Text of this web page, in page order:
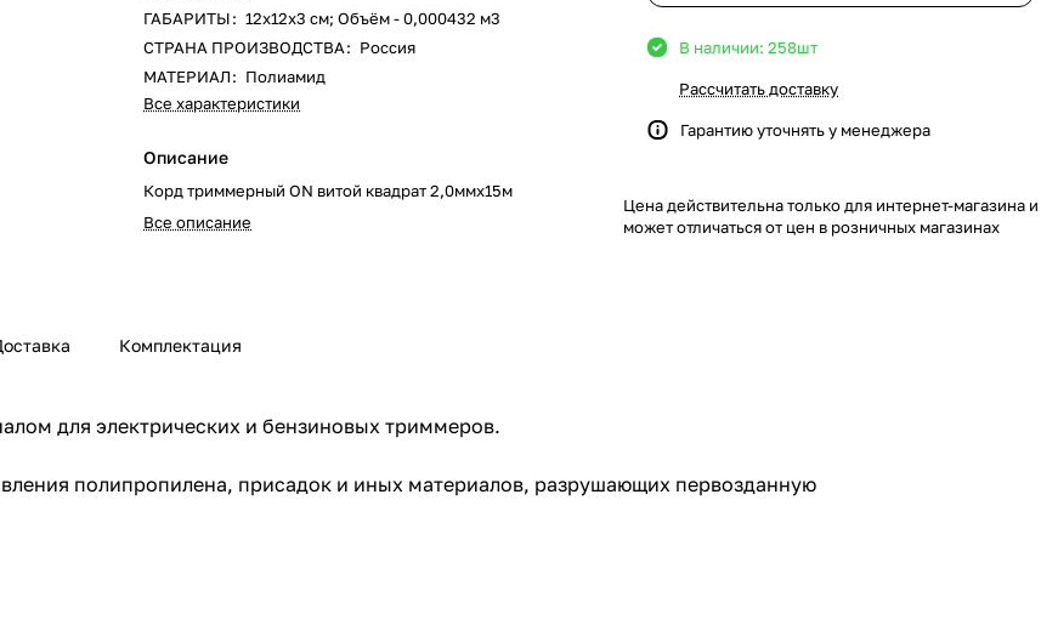
ГАБАРИТЫ: 12х12х3 см; Объём - 0,000432 м3
СТРАНА ПРОИЗВОДСТВА: Россия
МАТЕРИАЛ: Полиамид
Все характеристики
Описание
Корд триммерный ON витой квадрат 2,0ммх15м
Все описание
В наличии: 258шт
Рассчитать доставку
Гарантию уточнять у менеджера
Цена действительна только для интернет-магазина и
может отличаться от цен в розничных магазинах
Комплектация
для электрических и бензиновых триммеров.
полипропилена, присадок и иных материалов, разрушающих первозданную